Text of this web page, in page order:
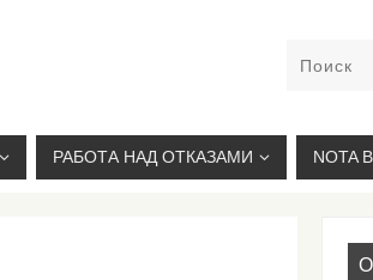
33, +7(926)274-03-33,
РАБОТА НАД ОТКАЗАМИ NOTA